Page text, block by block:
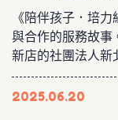
《陪伴孩子．培
與合作的服務故事
新店的社團法人
2025.06.20